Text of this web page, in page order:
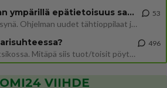
Uuden TTK-juontajan ympärillä epätietoisuus sakenee - Nyt MTV hämmentää soppaa
TTK tulee taas tänä syksynä. Ohjelman uudet tähtioppilaat julkistetaan torstaina 6. elokuuta klo 14 alkavassa lehdistö
53
Siinäpä se kysymys on otsikossa. Mitäpä siis tuot/toisit pöytään parisuhteessa? Oletko mies vai nainen? Koetko sen mitä
496
VIIHDE